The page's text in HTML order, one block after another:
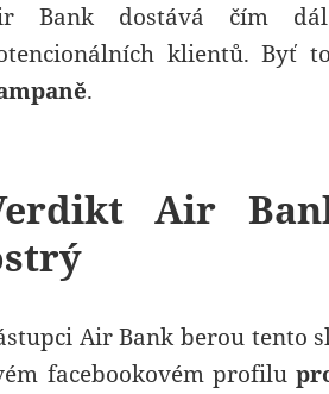
Bank dostává čím
klientů. Byť
.
Air
Air Bank berou tento
facebookovém profilu